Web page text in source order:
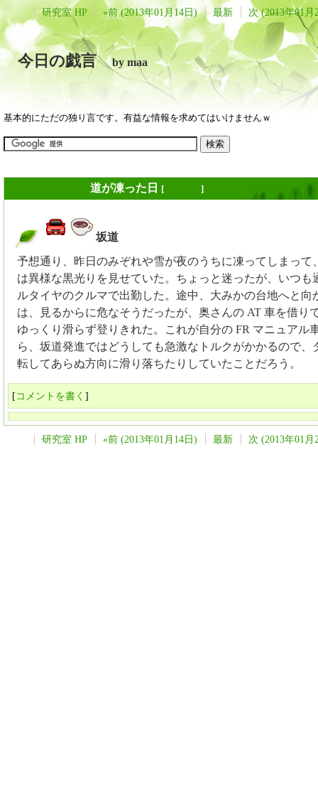
研究室 HP «前 (2013年01月14日) 最新 次 (2013年01月
今日の戯言by maa
基本的にただの独り言です。有益な情報を求めてはいけませんｗ
道が凍った日 [ ]
坂道
予想通り、昨日のみぞれや雪が夜のうちに凍ってしまって
は異様な黒光りを見せていた。ちょっと迷ったが、いつも
ルタイヤのクルマで出勤した。途中、大みかの台地へと向
は、見るからに危なそうだったが、奥さんの AT 車を借り
ゆっくり滑らず登りきれた。これが自分の FR マニュアル
ら、坂道発進ではどうしても急激なトルクがかかるので、
転してあらぬ方向に滑り落ちたりしていたことだろう。
[コメントを書く ]
研究室 HP «前 (2013年01月14日) 最新 次 (2013年01月